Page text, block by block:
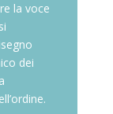
la voce
dei